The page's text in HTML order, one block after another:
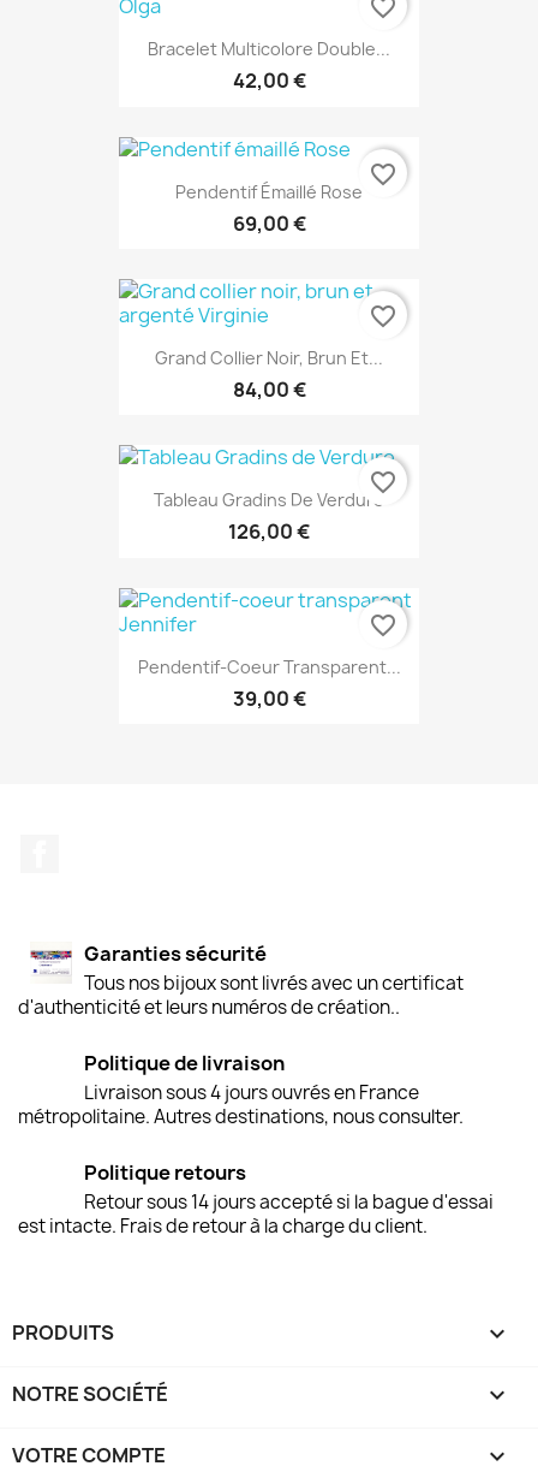
Bracelet Multicolore Double...
42,00 €
favorite_border
Pendentif Émaillé Rose
69,00 €
favorite_border
Grand Collier Noir, Brun Et...
84,00 €
favorite_border
Tableau Gradins De Verdure
126,00 €
favorite_border
Pendentif-Coeur Transparent...
39,00 €
favorite_border
Garanties sécurité
Tous nos bijoux sont livrés avec un certificat
d'authenticité et leurs numéros de création..
Politique de livraison
Livraison sous 4 jours ouvrés en France
métropolitaine. Autres destinations, nous consulter.
Politique retours
Retour sous 14 jours accepté si la bague d'essai
est intacte. Frais de retour à la charge du client.
PRODUITS 
NOTRE SOCIÉTÉ 
VOTRE COMPTE 